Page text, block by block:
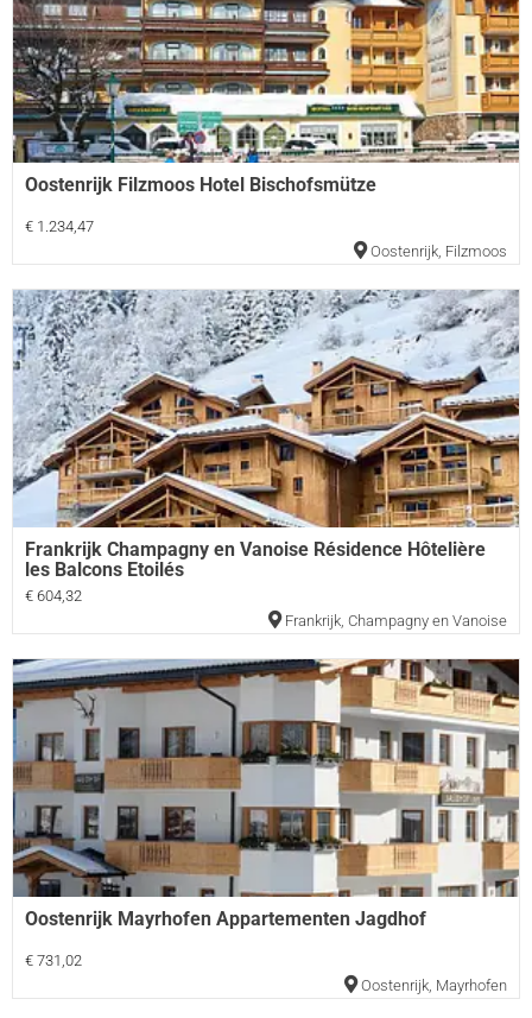
Oostenrijk Filzmoos Hotel Bischofsmütze
€ 1.234,47
Oostenrijk Filzmoos
Frankrijk Champagny en Vanoise Résidence Hôtelière
les Balcons Etoilés
€ 604,32
Frankrijk Champagny en Vanoise
Oostenrijk Mayrhofen Appartementen Jagdhof
€ 731,02
Oostenrijk Mayrhofen